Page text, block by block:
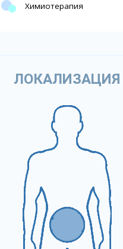
Химиотерапия
ЛОКАЛИЗАЦИЯ